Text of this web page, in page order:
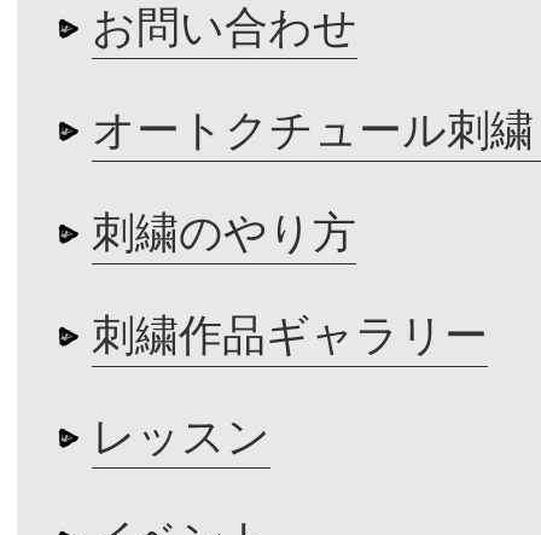
お問い合わせ
オートクチュール刺
刺繍のやり方
刺繍作品ギャラリー
レッスン